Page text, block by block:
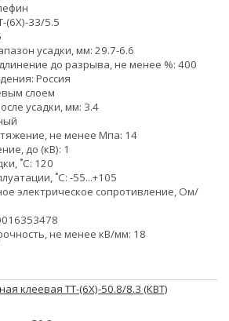
(6Х)-33/5.5
усадки, мм: 29.7-6.6
до разрыва, не менее %: 400
Россия
слоем
усадки, мм: 3.4
не менее Мпа: 14
до (кВ): 1
˚С: 120
˚С: -55...+105
электрическое сопротивление, Ом/
не менее кВ/мм: 18
клеевая ТТ-(6Х)-50.8/8.3 (КВТ)